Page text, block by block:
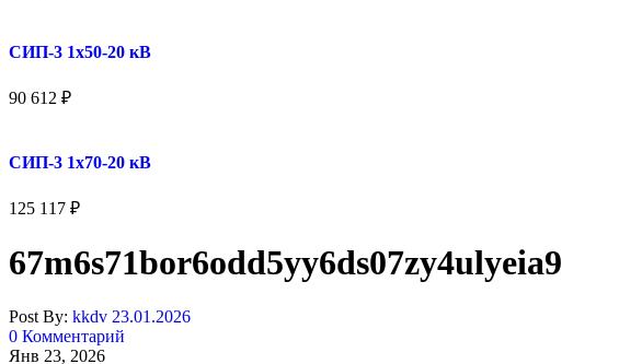
СИП-3 1x50-20 кВ
90 612 ₽
СИП-3 1x70-20 кВ
125 117 ₽
67m6s71bor6odd5yy6ds07zy4ulyeia9
Post By: kkdv 23.01.2026
0 Комментарий
Янв 23, 2026